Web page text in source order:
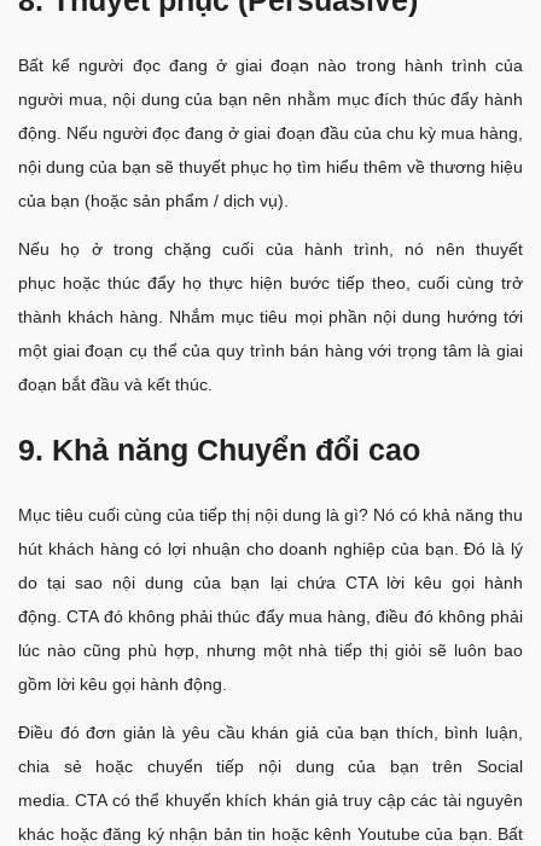
Bất kể người đọc đang ở giai đoạn nào trong hành trình của
người mua, nội dung của bạn nên nhằm mục đích thúc đẩy hành
động. Nếu người đọc đang ở giai đoạn đầu của chu kỳ mua hàng,
nội dung của bạn sẽ thuyết phục họ tìm hiểu thêm về thương hiệu
của bạn (hoặc sản phẩm / dịch vụ).
Nếu họ ở trong chặng cuối của hành trình, nó nên thuyết
phục hoặc thúc đẩy họ thực hiện bước tiếp theo, cuối cùng trở
thành khách hàng. Nhắm mục tiêu mọi phần nội dung hướng tới
một giai đoạn cụ thể của quy trình bán hàng với trọng tâm là giai
đoạn bắt đầu và kết thúc.
9. Khả năng Chuyển đổi cao
Mục tiêu cuối cùng của tiếp thị nội dung là gì? Nó có khả năng thu
hút khách hàng có lợi nhuận cho doanh nghiệp của bạn. Đó là lý
do tại sao nội dung của bạn lại chứa CTA lời kêu gọi hành
động. CTA đó không phải thúc đẩy mua hàng, điều đó không phải
lúc nào cũng phù hợp, nhưng một nhà tiếp thị giỏi sẽ luôn bao
gồm lời kêu gọi hành động.
Điều đó đơn giản là yêu cầu khán giả của bạn thích, bình luận,
chia sẻ hoặc chuyển tiếp nội dung của bạn trên Social
media. CTA có thể khuyến khích khán giả truy cập các tài nguyên
khác hoặc đăng ký nhận bản tin hoặc kênh Youtube của bạn. Bất